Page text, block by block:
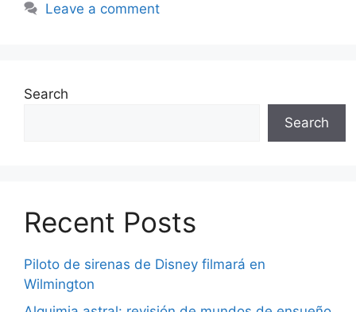
Leave a comment
Search
Search
Recent Posts
Piloto de sirenas de Disney filmará en
Wilmington